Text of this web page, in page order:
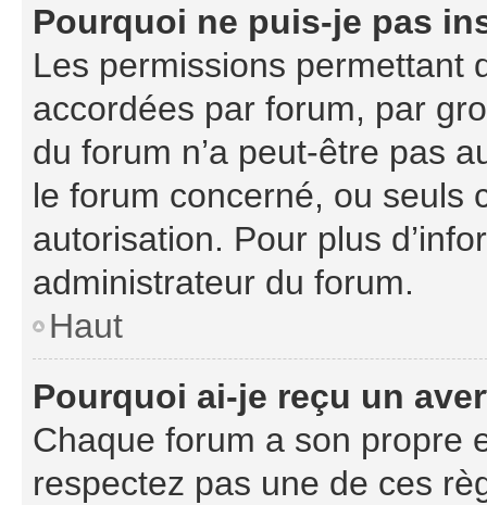
Pourquoi ne puis-je pas
Les permissions permettant
accordées par forum, par
du forum n’a peut-être pas
le forum concerné, ou seuls
autorisation. Pour plus
administrateur du forum.
Haut
Pourquoi ai-je reçu un
Chaque forum a son propre
respectez pas une de ces